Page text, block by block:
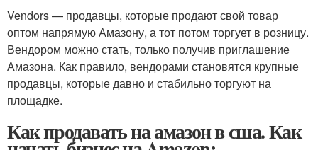
Vendors — продавцы, которые продают свой товар
оптом напрямую Амазону, а тот потом торгует в розницу.
Вендором можно стать, только получив приглашение
Амазона. Как правило, вендорами становятся крупные
продавцы, которые давно и стабильно торгуют на
площадке.
Как продавать на амазон в сша. Как